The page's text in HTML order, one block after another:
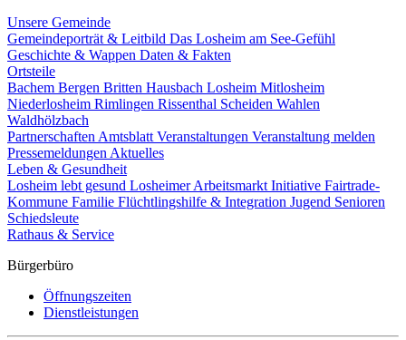
Unsere Gemeinde
Gemeindeporträt & Leitbild Das Losheim am See-Gefühl
Geschichte & Wappen Daten & Fakten
Ortsteile
Bachem Bergen Britten Hausbach Losheim Mitlosheim
Niederlosheim Rimlingen Rissenthal Scheiden Wahlen
Waldhölzbach
Partnerschaften Amtsblatt Veranstaltungen Veranstaltung melden
Pressemeldungen Aktuelles
Leben & Gesundheit
Losheim lebt gesund Losheimer Arbeitsmarkt Initiative Fairtrade-
Kommune Familie Flüchtlingshilfe & Integration Jugend Senioren
Schiedsleute
Rathaus & Service
Bürgerbüro
Öffnungszeiten
Dienstleistungen